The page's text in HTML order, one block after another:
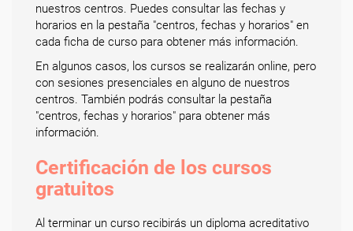
nuestros centros. Puedes consultar las fechas y
horarios en la pestaña "centros, fechas y horarios" en
cada ficha de curso para obtener más información.
En algunos casos, los cursos se realizarán online, pero
con sesiones presenciales en alguno de nuestros
centros. También podrás consultar la pestaña
"centros, fechas y horarios" para obtener más
información.
Certificación de los cursos
gratuitos
Al terminar un curso recibirás un diploma acreditativo